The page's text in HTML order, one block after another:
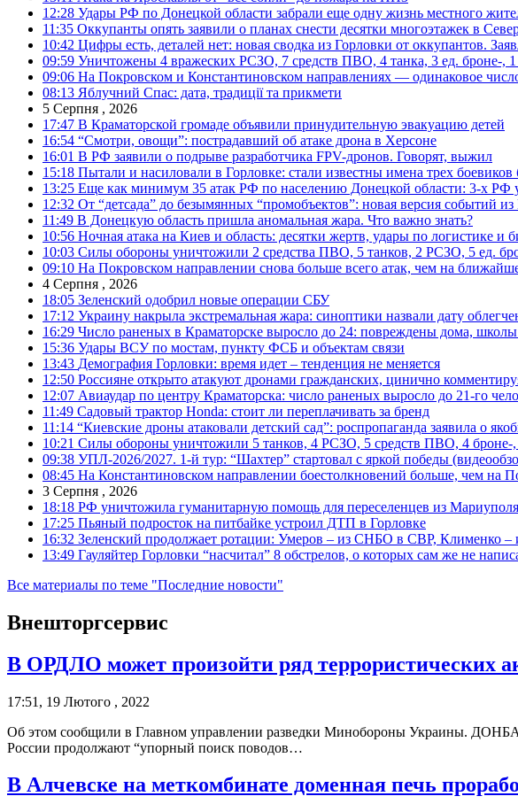
12:28 Удары РФ по Донецкой области забрали еще одну жизнь местного
11:35 Оккупанты опять заявили о планах снести десятки многоэтажек в
10:42 Цифры есть, деталей нет: новая сводка из Горловки от оккупантов.
09:59 Уничтожены 4 вражеских РСЗО, 7 средств ПВО, 4 танка, 3 ед. броне-,
09:06 На Покровском и Константиновском направлениях — одинаковое
08:13 Яблучний Спас: дата, традиції та прикмети
5 Серпня , 2026
17:47 В Краматорской громаде объявили принудительную эвакуацию детей
16:54 “Смотри, овощи”: пострадавший об атаке дрона в Херсоне
16:01 В РФ заявили о подрыве разработчика FPV-дронов. Говорят, выжил
15:18 Пытали и насиловали в Горловке: стали известны имена трех боевиков
13:25 Еще как минимум 35 атак РФ по населению Донецкой области: 3-х РФ
12:32 От “детсада” до безымянных “промобъектов”: новая версия событий из
11:49 В Донецкую область пришла аномальная жара. Что важно знать?
10:56 Ночная атака на Киев и область: десятки жертв, удары по логистике и
10:03 Силы обороны уничтожили 2 средства ПВО, 5 танков, 2 РСЗО, 5 ед.
09:10 На Покровском направлении снова больше всего атак, чем на
4 Серпня , 2026
18:05 Зеленский одобрил новые операции СБУ
17:12 Украину накрыла экстремальная жара: синоптики назвали дату
16:29 Число раненых в Краматорске выросло до 24: повреждены дома, школы
15:36 Удары ВСУ по мостам, пункту ФСБ и объектам связи
13:43 Демография Горловки: время идет – тенденция не меняется
12:50 Россияне открыто атакуют дронами гражданских, цинично
12:07 Авиаудар по центру Краматорска: число раненых выросло до 21-го
11:49 Садовый трактор Honda: стоит ли переплачивать за бренд
11:14 “Киевские дроны атаковали детский сад”: роспропаганда заявила о
10:21 Силы обороны уничтожили 5 танков, 4 РСЗО, 5 средств ПВО, 4 броне-,
09:38 УПЛ-2026/2027. 1-й тур: “Шахтер” стартовал с яркой победы
08:45 На Константиновском направлении боестолкновений больше, чем на
3 Серпня , 2026
18:18 РФ уничтожила гуманитарную помощь для переселенцев из Мариуполя
17:25 Пьяный подросток на питбайке устроил ДТП в Горловке
16:32 Зеленский продолжает ротации: Умеров – из СНБО в СВР, Клименко
13:49 Гауляйтер Горловки “насчитал” 8 обстрелов, о которых сам же не
Все материалы по теме "Последние новости"
Внешторгсервис
В ОРДЛО может произойти ряд террористических
17:51, 19 Лютого , 2022
Об этом сообщили в Главном управлении разведки Минобороны Украины.
России продолжают “упорный поиск поводов…
В Алчевске на меткомбинате доменная печь